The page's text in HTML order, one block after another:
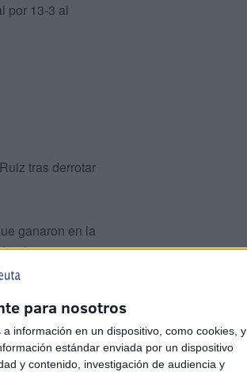
para nosotros
información en un dispositivo, como cookies, y
estándar enviada por un dispositivo
y contenido, investigación de audiencia y
por 13-3 al
tras derrotar
ganaron en la
enfrentamiento
Cortés y Álvaro